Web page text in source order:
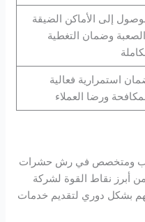
إلى الأماكن الضيقة
وضمان التغطية
استمرارية فعالية
ورضا العملاء
ومتخصص في رش حشرات
أبرز نقاط القوة لشركة
بشكل دوري لتقديم خدمات